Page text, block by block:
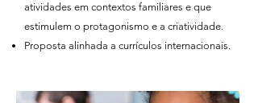
atividades em contextos familiares e que
estimulem o protagonismo e a criatividade.
Proposta alinhada a currículos internacionais.